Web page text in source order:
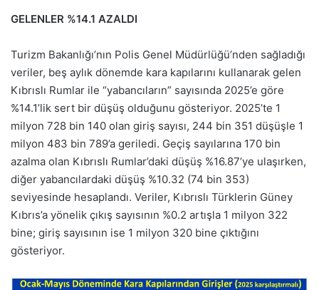
GELENLER %14.1 AZALDI
Turizm Bakanlığı’nın Polis Genel Müdürlüğü’nden sağladığı
veriler, beş aylık dönemde kara kapılarını kullanarak gelen
Kıbrıslı Rumlar ile “yabancıların” sayısında 2025’e göre
%14.1’lik sert bir düşüş olduğunu gösteriyor. 2025’te 1
milyon 728 bin 140 olan giriş sayısı, 244 bin 351 düşüşle 1
milyon 483 bin 789’a geriledi. Geçiş sayılarına 170 bin
azalma olan Kıbrıslı Rumlar’daki düşüş %16.87’ye ulaşırken,
diğer yabancılardaki düşüş %10.32 (74 bin 353)
seviyesinde hesaplandı. Veriler, Kıbrıslı Türklerin Güney
Kıbrıs’a yönelik çıkış sayısının %0.2 artışla 1 milyon 322
bine; giriş sayısının ise 1 milyon 320 bine çıktığını
gösteriyor.